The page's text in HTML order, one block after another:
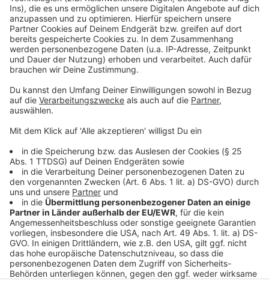
Akzeptieren
powered byUsercentrics Consent
Management Platform
miteinander verwoben, als ihnen bekannt ist. Nur
gemeinsam werden sie überleben…
Anzeige
©Copyright: Sky / Wow
Django hat seine Tochter Sarah zwar gefunden. Doch
verantwortlich.
Anzeige
Anzeige